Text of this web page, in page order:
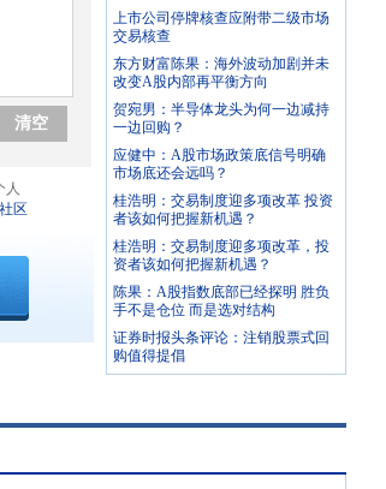
清空
人
区
上市公司停牌核查应附带二级市场
交易核查
东方财富陈果：海外波动加剧并未
改变A股内部再平衡方向
贺宛男：半导体龙头为何一边减持
一边回购？
应健中：A股市场政策底信号明确
市场底还会远吗？
桂浩明：交易制度迎多项改革 投资
者该如何把握新机遇？
桂浩明：交易制度迎多项改革，投
资者该如何把握新机遇？
陈果：A股指数底部已经探明 胜负
手不是仓位 而是选对结构
证券时报头条评论：注销股票式回
购值得提倡